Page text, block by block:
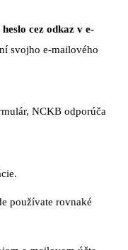
cez odkaz v e-
svojho e-mailového
NCKB odporúča
používate rovnaké